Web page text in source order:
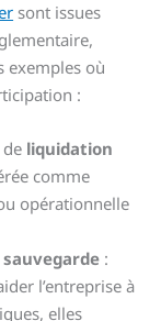
sont issues
exemples où
:
liquidation
comme
opérationnelle
sauvegarde :
l’entreprise à
elles